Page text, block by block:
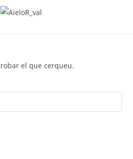
el que cerqueu.